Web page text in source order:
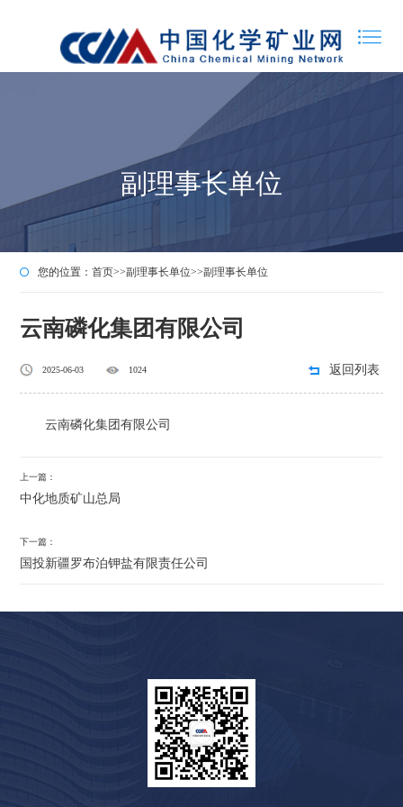
副理事长单位
您的位置：首页>>副理事长单位>>副理事长单位
云南磷化集团有限公司
2025-06-03 1024 返回列表
云南磷化集团有限公司
上一篇：
中化地质矿山总局
下一篇：
国投新疆罗布泊钾盐有限责任公司